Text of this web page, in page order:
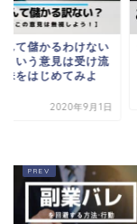
んて儲かるわけない
という意見は受け流
株をはじめてみよ
2020年9月1日